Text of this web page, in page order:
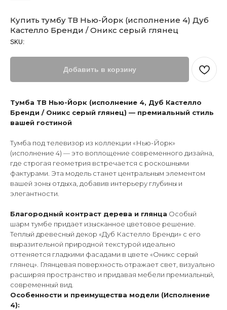
Купить тумбу ТВ Нью-Йорк (исполнение 4) Дуб
Кастелло Бренди / Оникс серый глянец
SKU:
Добавить в корзину
Тумба ТВ Нью-Йорк (исполнение 4, Дуб Кастелло
Бренди / Оникс серый глянец) — премиальный стиль
вашей гостиной
Тумба под телевизор из коллекции «Нью-Йорк»
(исполнение 4) — это воплощение современного дизайна,
где строгая геометрия встречается с роскошными
фактурами. Эта модель станет центральным элементом
вашей зоны отдыха, добавив интерьеру глубины и
элегантности.
Благородный контраст дерева и глянца Особый
шарм тумбе придает изысканное цветовое решение.
Теплый древесный декор «Дуб Кастелло Бренди» с его
выразительной природной текстурой идеально
оттеняется гладкими фасадами в цвете «Оникс серый
глянец». Глянцевая поверхность отражает свет, визуально
расширяя пространство и придавая мебели премиальный,
современный вид.
Особенности и преимущества модели (Исполнение
4):